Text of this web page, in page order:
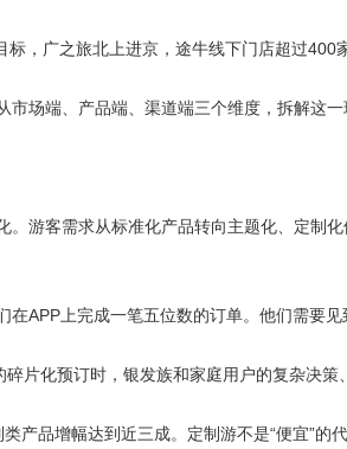
，广之旅北上进京，途牛线下门店超过400
场端、产品端、渠道端三个维度，拆解这一
游客需求从标准化产品转向主题化、定制化
APP上完成一笔五位数的订单。他们需要见
片化预订时，银发族和家庭用户的复杂决策
品增幅达到近三成。定制游不是“便宜”的代